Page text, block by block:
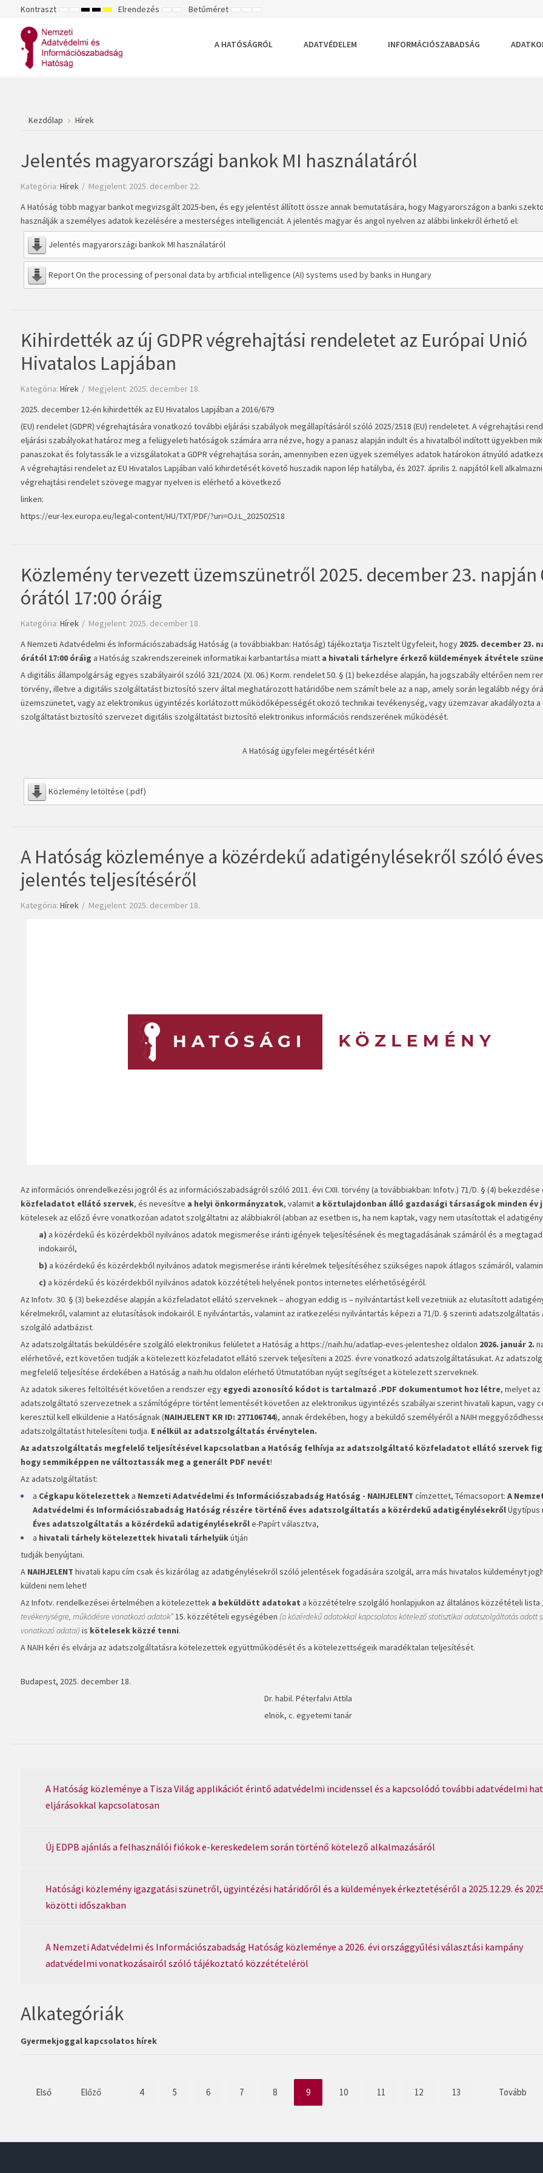
Kontraszt ALAPÉRTELMEZETT
ÉJSZAKAI
NAGY
FEHÉR
MÓD
NAGY
SÁRGA
MÓD
NAGY
MÓD
Elrendezés RÖGZÍTETT
SZÉLES
Betűméret KISEBB
ALAPÉRTELMEZETT
NAGYOBB
A HATÓSÁGRÓL
ADATVÉDELEM INFORMÁCIÓSZABADSÁG
Kezdőlap Hírek
Jelentés magyarországi bankok MI használatáról
Kategória: Hírek
Megjelent: 2025. december 22.
A Hatóság több magyar bankot megvizsgált 2025-ben, és egy jelentést állított össze annak bemutatására, hogy Magyarországon a banki
használják a személyes adatok kezelésére a mesterséges intelligenciát. A jelentés magyar és angol nyelven az alábbi linkekről érhető el:
Jelentés magyarországi bankok MI használatáról
Report On the processing of personal data by artificial intelligence (AI) systems used by banks in Hungary
Kihirdették az új GDPR végrehajtási rendeletet az Európai Unió
Hivatalos Lapjában
Kategória: Hírek
Megjelent: 2025. december 18.
2025. december 12-én kihirdették az EU Hivatalos Lapjában a 2016/679
(EU) rendelet (GDPR) végrehajtására vonatkozó további eljárási szabályok megállapításáról szóló 2025/2518 (EU) rendeletet. A végrehajtási
eljárási szabályokat határoz meg a felügyeleti hatóságok számára arra nézve, hogy a panasz alapján indult és a hivatalból indított ügyekben
panaszokat és folytassák le a vizsgálatokat a GDPR végrehajtása során, amennyiben ezen ügyek személyes adatok határokon átnyúló
A végrehajtási rendelet az EU Hivatalos Lapjában való kihirdetését követő huszadik napon lép hatályba, és 2027. április 2. napjától kell
végrehajtási rendelet szövege magyar nyelven is elérhető a következő
linken:
https://eur-lex.europa.eu/legal-content/HU/TXT/PDF/?uri=OJ:L_202502518
Közlemény tervezett üzemszünetről 2025. december 23. napján
órától 17:00 óráig
Kategória: Hírek
Megjelent: 2025. december 18.
A Nemzeti Adatvédelmi és Információszabadság Hatóság (a továbbiakban: Hatóság) tájékoztatja Tisztelt Ügyfeleit, hogy 2025. december 23.
órától 17:00 óráig a Hatóság szakrendszereinek informatikai karbantartása miatt a hivatali tárhelyre érkező küldemények átvétele
A digitális állampolgárság egyes szabályairól szóló 321/2024. (XI. 06.) Korm. rendelet 50. § (1) bekezdése alapján, ha jogszabály eltérően nem
törvény, illetve a digitális szolgáltatást biztosító szerv által meghatározott határidőbe nem számít bele az a nap, amely során legalább négy
üzemszünetet, vagy az elektronikus ügyintézés korlátozott működőképességét okozó technikai tevékenység, vagy üzemzavar akadályozta a
szolgáltatást biztosító szervezet digitális szolgáltatást biztosító elektronikus információs rendszerének működését.
A Hatóság ügyfelei megértését kéri!
Közlemény letöltése (.pdf)
A Hatóság közleménye a közérdekű adatigénylésekről szóló éves
jelentés teljesítéséről
Kategória: Hírek Megjelent: 2025. december 18.
Az információs önrendelkezési jogról és az információszabadságról szóló 2011. évi CXII. törvény (a továbbiakban: Infotv.) 71/D. § (4)
közfeladatot ellátó szervek, és nevesítve a helyi önkormányzatok, valamit a köztulajdonban álló gazdasági társaságok minden év
kötelesek az előző évre vonatkozóan adatot szolgáltatni az alábbiakról (abban az esetben is, ha nem kaptak, vagy nem utasítottak el
a) a közérdekű és közérdekből nyilvános adatok megismerése iránti igények teljesítésének és megtagadásának számáról és a
indokairól,
b) a közérdekű és közérdekből nyilvános adatok megismerése iránti kérelmek teljesítéséhez szükséges napok átlagos számáról,
c) a közérdekű és közérdekből nyilvános adatok közzétételi helyének pontos internetes elérhetőségéről.
Az Infotv. 30. § (3) bekezdése alapján a közfeladatot ellátó szerveknek – ahogyan eddig is – nyilvántartást kell vezetniük az elutasított
kérelmekről, valamint az elutasítások indokairól. E nyilvántartás, valamint az iratkezelési nyilvántartás képezi a 71/D. § szerinti adatszolgáltatás
szolgáló adatbázist.
Az adatszolgáltatás beküldésére szolgáló elektronikus felületet a Hatóság a https://naih.hu/adatlap-eves-jelenteshez oldalon 2026. január 2.
elérhetővé, ezt követően tudják a kötelezett közfeladatot ellátó szervek teljesíteni a 2025. évre vonatkozó adatszolgáltatásukat. Az
megfelelő teljesítése érdekében a Hatóság a naih.hu oldalon elérhető Útmutatóban nyújt segítséget a kötelezett szerveknek.
Az adatok sikeres feltöltését követően a rendszer egy egyedi azonosító kódot is tartalmazó .PDF dokumentumot hoz létre, melyet az
adatszolgáltató szervezetnek a számítógépre történt lementését követően az elektronikus ügyintézés szabályai szerint hivatali kapun, vagy
keresztül kell elküldenie a Hatóságnak (NAIHJELENT KR ID: 277106744), annak érdekében, hogy a beküldő személyéről a NAIH
adatszolgáltatást hitelesíteni tudja. E nélkül az adatszolgáltatás érvénytelen.
Az adatszolgáltatás megfelelő teljesítésével kapcsolatban a Hatóság felhívja az adatszolgáltató közfeladatot ellátó szervek
hogy semmiképpen ne változtassák meg a generált PDF nevét!
Az adatszolgáltatást:
a Cégkapu kötelezetteka Nemzeti Adatvédelmi és Információszabadság Hatóság - NAIHJELENT címzettet, Témacsoport: A
Adatvédelmi és Információszabadság Hatóság részére történő éves adatszolgáltatás a közérdekű adatigénylésekrőlÜgytípus
Éves adatszolgáltatás a közérdekű adatigénylésekrőle-Papírt választva,
a hivatali tárhely kötelezettek hivatali tárhelyükútján
tudják benyújtani.
A NAIHJELENT hivatali kapu cím csak és kizárólag az adatigénylésekről szóló jelentések fogadására szolgál, arra más hivatalos küldeményt
küldeni nem lehet!
Az Infotv. rendelkezései értelmében a kötelezettek a beküldött adatokat a közzétételre szolgáló honlapjukon az általános közzétételi lista
tevékenységre, működésre vonatkozó adatok”15. közzétételi egységében (a közérdekű adatokkal kapcsolatos kötelező statisztikai adatszolgáltatás adott
vonatkozó adatai) is kötelesek közzé tenni.
A NAIH kéri és elvárja az adatszolgáltatásra kötelezettek együttműködését és a kötelezettségeik maradéktalan teljesítését.
Budapest, 2025. december 18.
Dr. habil. Péterfalvi Attila
elnök, c. egyetemi tanár
A Hatóság közleménye a Tisza Világ applikációt érintő adatvédelmi incidenssel és a kapcsolódó további adatvédelmi
eljárásokkal kapcsolatosan
Új EDPB ajánlás a felhasználói fiókok e-kereskedelem során történő kötelező alkalmazásáról
Hatósági közlemény igazgatási szünetről, ügyintézési határidőről és a küldemények érkeztetéséről a 2025.12.29. és
közötti időszakban
A Nemzeti Adatvédelmi és Információszabadság Hatóság közleménye a 2026. évi országgyűlési választási kampány
adatvédelmi vonatkozásairól szóló tájékoztató közzétételéröl
Alkategóriák
Gyermekjoggal kapcsolatos hírek
Első Előző 4 5 6 7 8 9 10 11 12 13 Tovább